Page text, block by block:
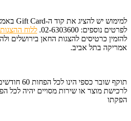
לפרטים נוספים: 02-6303600.
ללוח
להזמין כרטיסים להצגות החאן בירושלים
אמריקה בתל אביב.
תוקף שובר
הפקתו